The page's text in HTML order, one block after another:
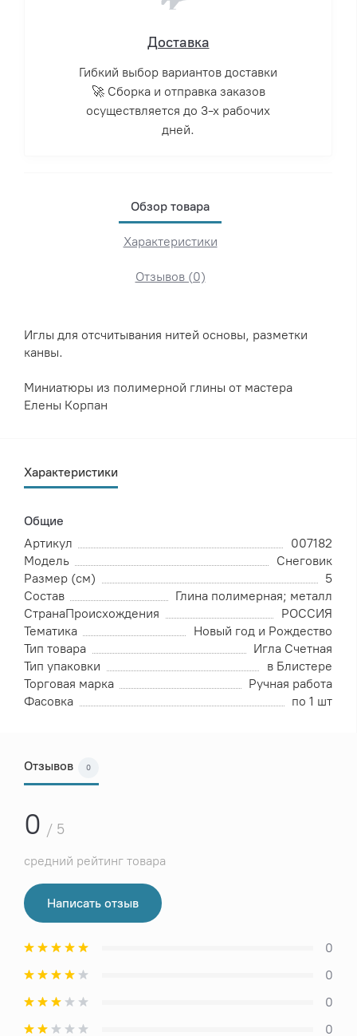
Доставка
Гибкий выбор вариантов доставки
🚀 Сборка и отправка заказов
осуществляется до 3-х рабочих
дней.
Обзор товара
Характеристики
Отзывов (0)
Иглы для отсчитывания нитей основы, разметки
канвы.
Миниатюры из полимерной глины от мастера
Елены Корпан
Характеристики
Общие
Артикул
007182
Модель
Снеговик
Размер (см)
5
Состав
Глина полимерная; металл
СтранаПроисхождения
РОССИЯ
Тематика
Новый год и Рождество
Тип товара
Игла Счетная
Тип упаковки
в Блистере
Торговая марка
Ручная работа
Фасовка
по 1 шт
Отзывов 0
0 / 5
средний рейтинг товара
Написать отзыв
0
0
0
0